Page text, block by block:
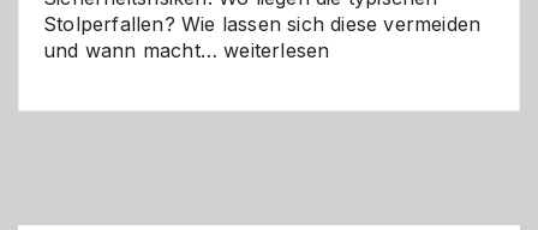
Stolperfallen? Wie lassen sich diese vermeiden
und wann macht…Selber
weiterlesen